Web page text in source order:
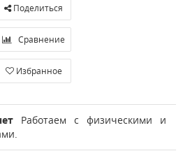
Поделиться
Сравнение
Избранное
Работаем с физическими и